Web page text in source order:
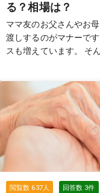
る？相場は？
ママ友のお父さんやお
渡しするのがマナーで
スも増えています。 そんな中、子供がママ友のお宅にお邪魔するこ
とになった、なんてこ
てみましょう。 あな
しれません。続きを見る
閲覧数 637人 回答数 3件